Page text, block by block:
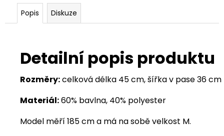
Popis Diskuze
Detailní popis produktu
Rozměry:celková délka 45 cm, šířka v pase 36 cm
Materiál:60% bavlna, 40% polyester
Model měří 185 cm a má na sobě velkost M.